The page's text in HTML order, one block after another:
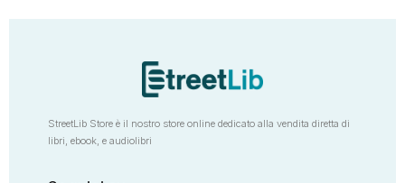
StreetLib Store è il nostro store online dedicato alla vendita diretta di
libri, ebook, e audiolibri